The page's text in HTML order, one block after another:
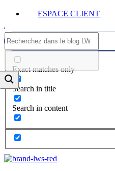
ESPACE CLIENT
Exact matches only
Search in title
Search in content